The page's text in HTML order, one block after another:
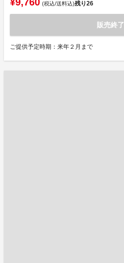
(税込/送料込)残り26
販売終了
ご提供予定時期：来年２月まで